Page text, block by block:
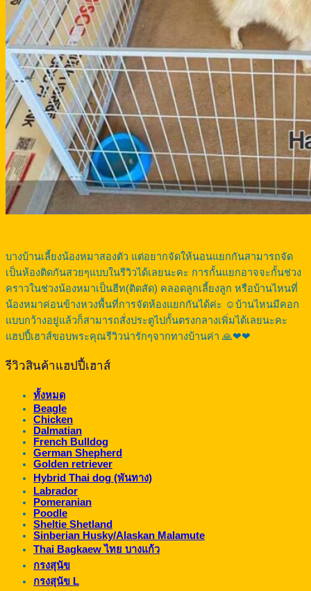
บางบ้านเลี้ยงน้องหมาสองตัว แต่อยากจัดให้นอนแยกกันสามารถจัด
เป็นห้องติดกันสวยๆแบบในรีวิวได้เลยนะคะ การกั้นแยกอาจจะกั้นช่วง
คราวในช่วงน้องหมาเป็นฮีท(ติดสัด) คลอดลูกเลี้ยงลูก หรือบ้านไหนที่
น้องหมาค่อนข้างหวงพื้นที่การจัดห้องแยกกันได้ค่ะ ☺️บ้านไหนมีคอก
แบบกว้างอยู่แล้วก็สามารถสั่งประตูไปกั้นตรงกลางเพิ่มได้เลยนะคะ
แฮปปี้เฮาส์ขอบพระคุณรีวิวน่ารักๆจากทางบ้านค่า 🙏❤❤
รีวิวสินค้าแฮปปี้เฮาส์
ทั้งหมด
Beagle
Chicken
Dalmatian
French Bulldog
German Shepherd
Golden retriever
Hybrid Thai dog (พันทาง)
Labrador
Pomeranian
Poodle
Sheltie Shetland
Sinberian Husky/Alaskan Malamute
Thai Bagkaew ไทย บางแก้ว
กรงสุนัข
กรงสุนัข L